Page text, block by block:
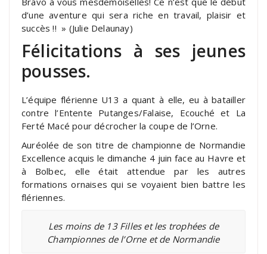
d’une aventure qui sera riche en travail, plaisir et
succès !! » (Julie Delaunay)
Félicitations à ses jeunes
pousses.
L’équipe flérienne U13 a quant à elle, eu à batailler
contre l’Entente Putanges/Falaise, Ecouché et La
Ferté Macé pour décrocher la coupe de l’Orne.
Auréolée de son titre de championne de Normandie
Excellence acquis le dimanche 4 juin face au Havre et
à Bolbec, elle était attendue par les autres
formations ornaises qui se voyaient bien battre les
flériennes.
Les moins de 13 Filles et les trophées de
Championnes de l’Orne et de Normandie